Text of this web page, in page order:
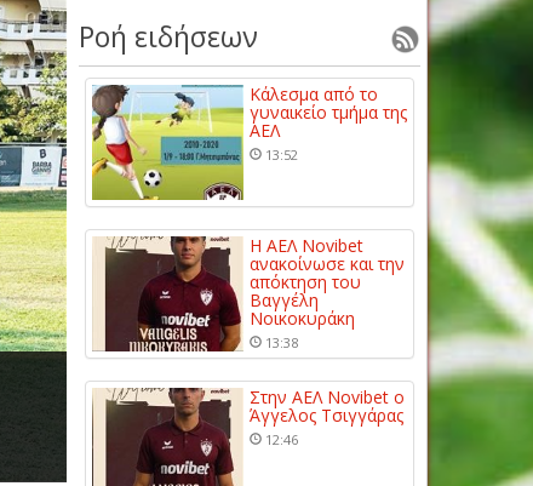
Ροή ειδήσεων
Κάλεσμα από το
γυναικείο τμήμα της
ΑΕΛ
13:52
Η ΑΕΛ Novibet
ανακοίνωσε και την
απόκτηση του
Βαγγέλη
Νοικοκυράκη
13:38
Στην ΑΕΛ Novibet ο
Άγγελος Τσιγγάρας
12:46